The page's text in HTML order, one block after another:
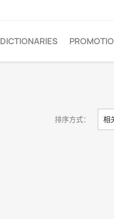
DICTIONARIES
排序方式： 相